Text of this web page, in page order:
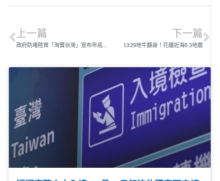
上一篇
政府防堵陸資「淘寶台灣」宣布年底結束營運
下一篇
13:29地牛翻身！花蓮近海5.3地震